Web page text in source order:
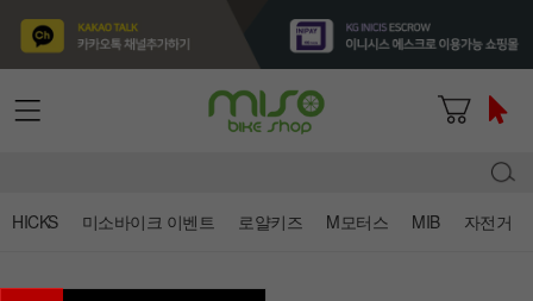
HICKS 미소바이크 이벤트 로얄키즈 M모터스 MIB 자전거